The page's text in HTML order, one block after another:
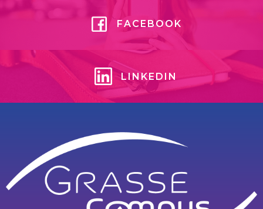
FACEBOOK
LINKEDIN